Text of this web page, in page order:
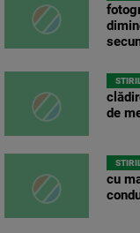
de
cu